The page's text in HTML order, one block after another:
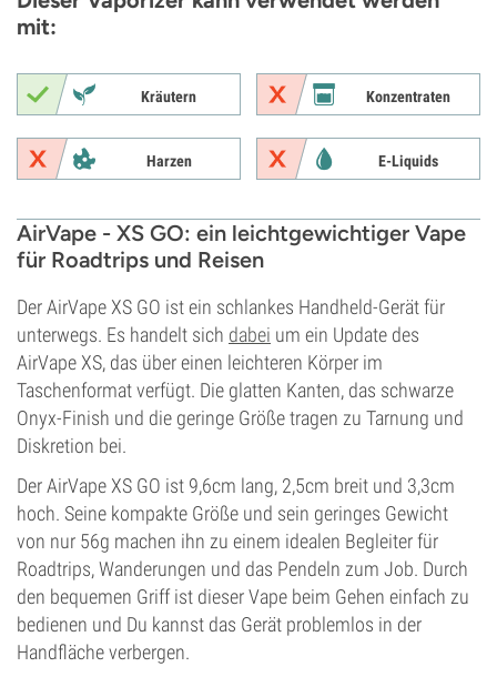
mit:
Kräutern Konzentraten
Harzen E-Liquids
AirVape - XS GO: ein leichtgewichtiger Vape
für Roadtrips und Reisen
Der AirVape XS GO ist ein schlankes Handheld-Gerät für
unterwegs. Es handelt sich dabei um ein Update des
AirVape XS, das über einen leichteren Körper im
Taschenformat verfügt. Die glatten Kanten, das schwarze
Onyx-Finish und die geringe Größe tragen zu Tarnung und
Diskretion bei.
Der AirVape XS GO ist 9,6cm lang, 2,5cm breit und 3,3cm
hoch. Seine kompakte Größe und sein geringes Gewicht
von nur 56g machen ihn zu einem idealen Begleiter für
Roadtrips, Wanderungen und das Pendeln zum Job. Durch
den bequemen Griff ist dieser Vape beim Gehen einfach zu
bedienen und Du kannst das Gerät problemlos in der
Handfläche verbergen.